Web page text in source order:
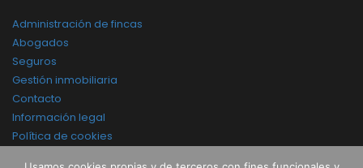
Administración de fincas
Abogados
Seguros
Gestión inmobiliaria
Contacto
Información legal
Política de cookies